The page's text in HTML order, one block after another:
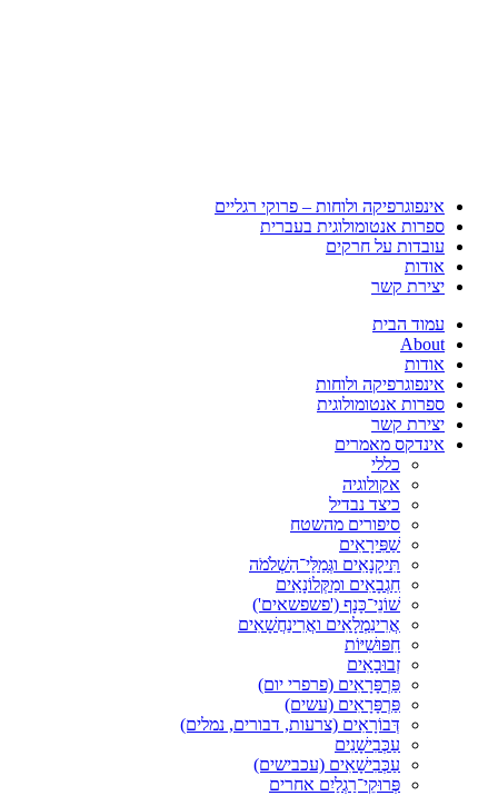
אינפוגרפיקה ולוחות – פרוקי רגליים
ספרות אנטומולוגית בעברית
עובדות על חרקים
אודות
יצירת קשר
עמוד הבית
About
אודות
אינפוגרפיקה ולוחות
ספרות אנטומולוגית
יצירת קשר
אינדקס מאמרים
כללי
אקולוגיה
כיצד נבדיל
סיפורים מהשטח
שַׁפִּירָאִים
תִּיקָנָאִים וגְּמַלֵּי־הַשְׁלֹמֹה
חַגְבָאִים ומַקְּלוֹנָאִים
שׁוֹנֵי־כָּנָף ('פשפשאים')
אֲרִינִמְלָאִים ואֲרִינַחֲשָׁאִים
חִפּוּשִׁיּוֹת
זְבוּבָאִים
פַּרְפָּרָאִים (פרפרי יום)
פַּרְפָּרָאִים (עשים)
דְּבוֹרָאִים (צרעות, דבורים, נמלים)
עַכְּבִישָׁנִים
עַכְּבִישָׁאִים (עכבישים)
פְּרוּקֵי־רַגְלַיִם אחרים